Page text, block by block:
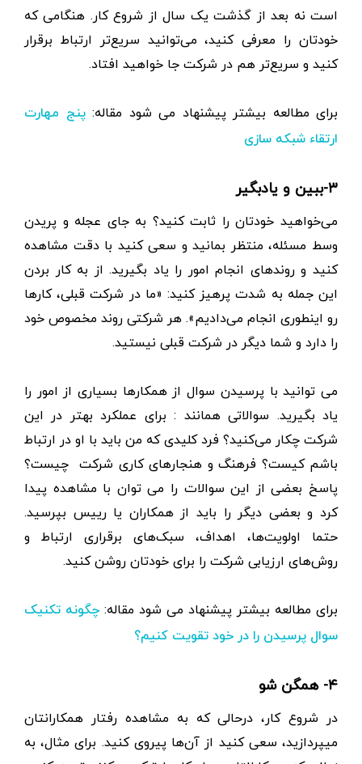
است نه بعد از گذشت یک سال از شروع کار. هنگامی که
خودتان را معرفی کنید، می‌توانید سریع‌تر ارتباط برقرار
کنید و سریع‌تر هم در شرکت جا خواهید افتاد.
برای مطالعه بیشتر پیشنهاد می شود مقاله:پنج مهارت
ارتقاء شبکه سازی
۳-ببین و یادبگیر
می‌خواهید خودتان را ثابت کنید؟ به جای عجله و پریدن
وسط مسئله، منتظر بمانید و سعی کنید با دقت مشاهده
کنید و روندهای انجام امور را یاد بگیرید. از به کار بردن
این جمله به شدت پرهیز کنید: «ما در شرکت قبلی، کارها
رو اینطوری انجام می‌دادیم». هر شرکتی روند مخصوص خود
را دارد و شما دیگر در شرکت قبلی نیستید.
می توانید با پرسیدن سوال از همکارها بسیاری از امور را
یاد بگیرید. سوالاتی همانند : برای عملکرد بهتر در این
شرکت چکار می‌کنید؟ فرد کلیدی که من باید با او در ارتباط
باشم کیست؟ فرهنگ و هنجارهای کاری شرکت چیست؟
پاسخ بعضی از این سوالات را می توان با مشاهده پیدا
کرد و بعضی دیگر را باید از همکاران یا رییس بپرسید.
حتما اولویت‌ها، اهداف، سبک‌های برقراری ارتباط و
روش‌های ارزیابی شرکت را برای خودتان روشن کنید.
برای مطالعه بیشتر پیشنهاد می شود مقاله: چگونه تکنیک
سوال پرسیدن را در خود تقویت کنیم؟
۴- همگن شو
در شروع کار، درحالی که به مشاهده رفتار همکارانتان
میپردازید، سعی کنید از آن‌ها پیروی کنید. برای مثال، به